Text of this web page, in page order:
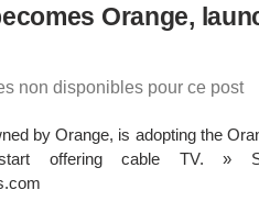
Orange,
non disponibles pour ce post
by Orange, is adopting the
offering cable TV. »